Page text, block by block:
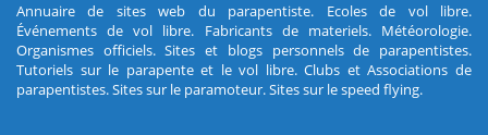
Annuaire de sites web du parapentiste. Ecoles de vol libre.
Événements de vol libre. Fabricants de materiels. Météorologie.
Organismes officiels.Sites et blogs personnels de parapentistes.
Tutoriels sur le parapente et le vol libre.Clubs et Associations de
parapentistes.Sites sur le paramoteur.Sites sur le speed flying.